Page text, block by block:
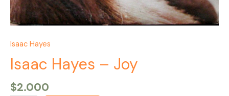
Isaac Hayes
Isaac Hayes – Joy
$2.000